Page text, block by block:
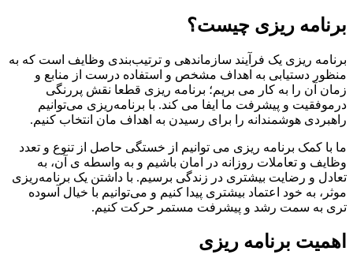
ریزی چیست؟
ریزی یک فرآیند سازماندهی و ترتیب‌بندی وظایف است که به
دستیابی به اهداف مشخص و استفاده درست از منابع و
آن را به کار می بریم؛ برنامه ریزی قطعا نقش پررنگی
و پیشرفت ما ایفا می کند. با برنامه‌ریزی می‌توانیم
هوشمندانه را برای رسیدن به اهداف مان انتخاب کنیم.
کمک برنامه ریزی می توانیم از خستگی حاصل از تنوع و تعدد
و تعاملات روزانه در امان باشیم و به واسطه ی آن، به
و رضایت بیشتری در زندگی برسیم. با داشتن یک برنامه‌ریزی
به خود اعتماد بیشتری پیدا کنیم و می‌توانیم با خیال آسوده
به سمت رشد و پیشرفت مستمر حرکت کنیم.
برنامه ریزی